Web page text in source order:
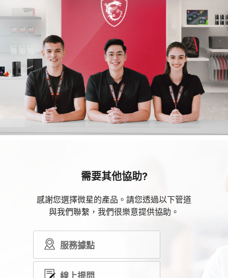
需要其他協助?
感謝您選擇微星的產品。請您透過以下管道
與我們聯繫，我們很樂意提供協助。
服務據點